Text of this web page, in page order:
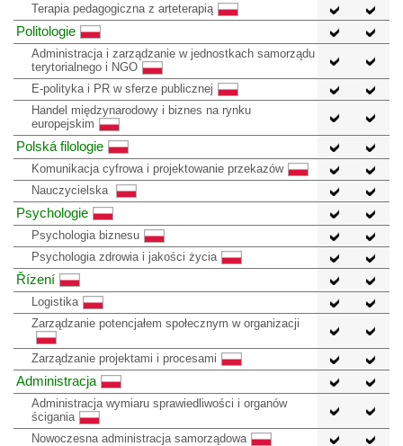
Terapia pedagogiczna z arteterapią
Politologie
Administracja i zarządzanie w jednostkach samorządu
terytorialnego i NGO
E-polityka i PR w sferze publicznej
Handel międzynarodowy i biznes na rynku
europejskim
Polská filologie
Komunikacja cyfrowa i projektowanie przekazów
Nauczycielska
Psychologie
Psychologia biznesu
Psychologia zdrowia i jakości życia
Řízení
Logistika
Zarządzanie potencjałem społecznym w organizacji
Zarządzanie projektami i procesami
Administracja
Administracja wymiaru sprawiedliwości i organów
ścigania
Nowoczesna administracja samorządowa